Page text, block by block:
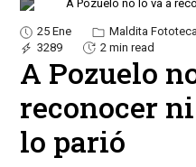
25 Ene Maldita Fototeca
3289
2 min read
A Pozuelo
reconocer
lo parió